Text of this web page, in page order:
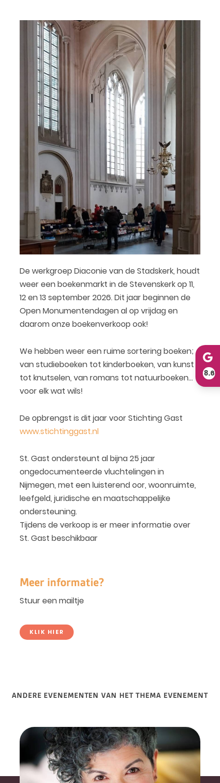
De werkgroep Diaconie van de Stadskerk, houdt
weer een boekenmarkt in de Stevenskerk op 11,
12 en 13 september 2026. Dit jaar beginnen de
Open Monumentendagen al op vrijdag en
daarom onze boekenverkoop ook!
We hebben weer een ruime sortering boeken;
van studieboeken tot kinderboeken, van kunst
tot knutselen, van romans tot natuurboeken…
voor elk wat wils!
De opbrengst is dit jaar voor Stichting Gast
www.stichtinggast.nl
St. Gast ondersteunt al bijna 25 jaar
ongedocumenteerde vluchtelingen in
Nijmegen, met een luisterend oor, woonruimte,
leefgeld, juridische en maatschappelijke
ondersteuning.
Tijdens de verkoop is er meer informatie over
St. Gast beschikbaar
Meer informatie?
Stuur een mailtje
KLIK HIER
ANDERE EVENEMENTEN VAN HET THEMA EVENEMENT
8.6